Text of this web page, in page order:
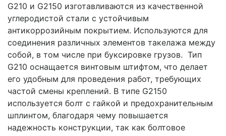
G210 и G2150 изготавливаются из качественной
углеродистой стали с устойчивым
антикоррозийным покрытием. Используются для
соединения различных элементов такелажа между
собой, в том числе при буксировке грузов. Тип
G210 оснащается винтовым штифтом, что делает
его удобным для проведения работ, требующих
частой смены креплений. В типе G2150
используется болт с гайкой и предохранительным
шплинтом, благодаря чему повышается
надежность конструкции, так как болтовое